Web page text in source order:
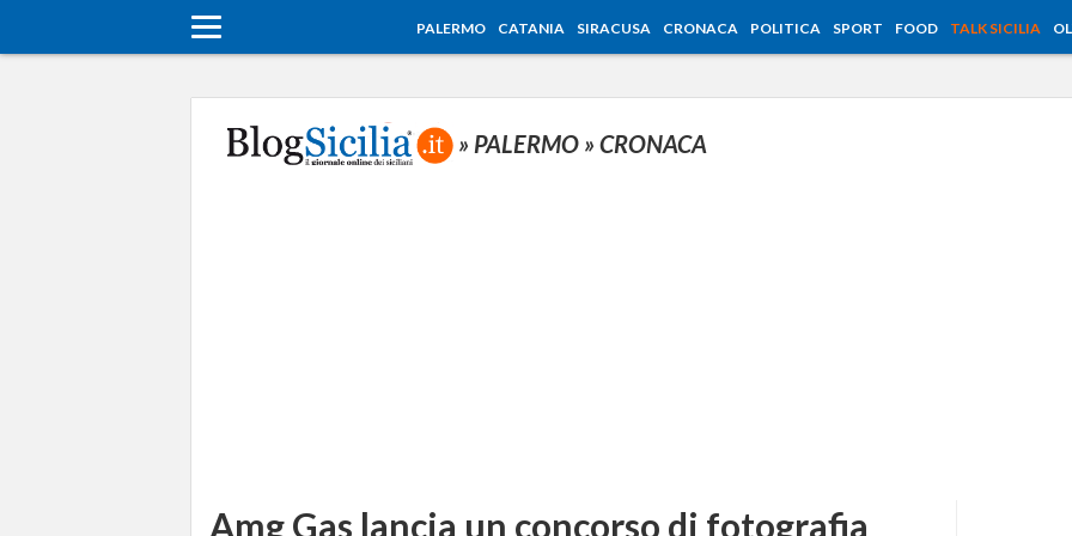
PALERMO CATANIA SIRACUSA CRONACA POLITICA SPORT FOOD TALK SICILIA
» PALERMO » CRONACA
Amg Gas lancia un concorso di fotografia